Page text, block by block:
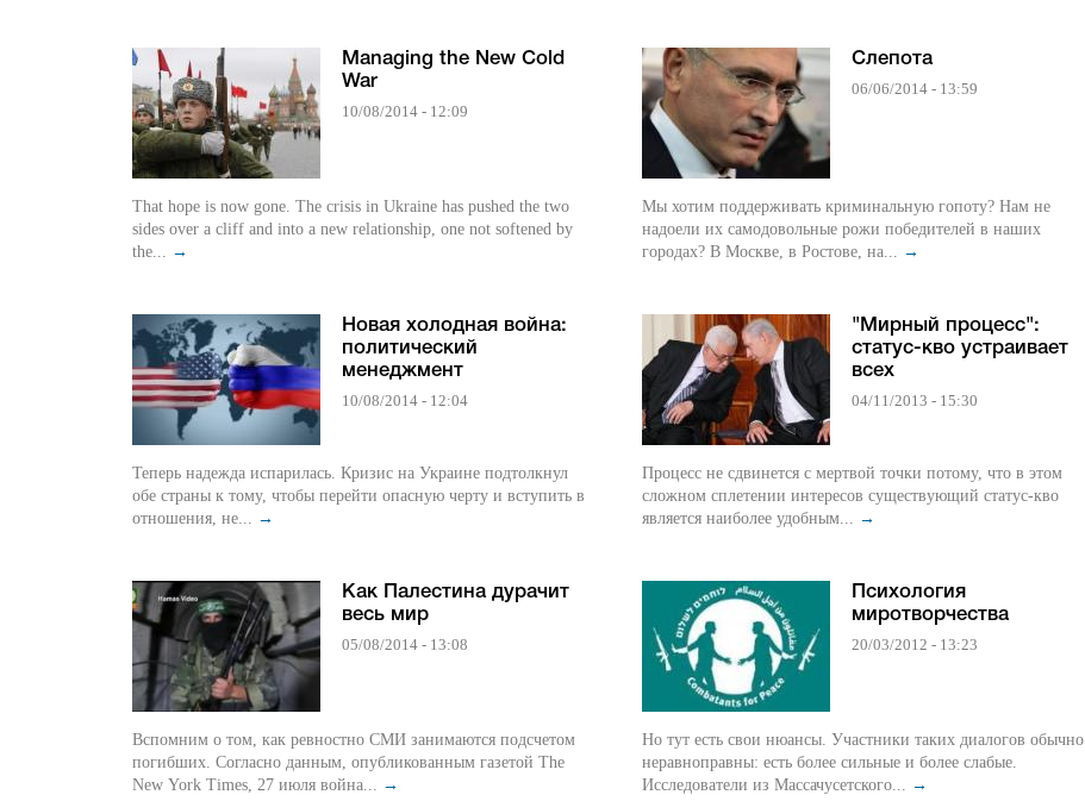
Managing the New Cold
War
10/08/2014 - 12:09
That hope is now gone. The crisis in Ukraine has pushed the two
sides over a cliff and into a new relationship, one not softened by
the... →
Новая холодная война:
политический
менеджмент
10/08/2014 - 12:04
Теперь надежда испарилась. Кризис на Украине подтолкнул
обе страны к тому, чтобы перейти опасную черту и вступить в
отношения, не... →
Как Палестина дурачит
весь мир
05/08/2014 - 13:08
Вспомним о том, как ревностно СМИ занимаются подсчетом
погибших. Согласно данным, опубликованным газетой The
New York Times, 27 июля война... →
Слепота
06/06/2014 - 13:59
Мы хотим поддерживать криминальную гопоту? Нам не
надоели их самодовольные рожи победителей в наших
городах? В Москве, в Ростове, на... →
"Мирный процесс":
статус-кво устраивает
всех
04/11/2013 - 15:30
Процесс не сдвинется с мертвой точки потому, что в этом
сложном сплетении интересов существующий статус-кво
является наиболее удобным... →
Психология
миротворчества
20/03/2012 - 13:23
Но тут есть свои нюансы. Участники таких диалогов обычно
неравноправны: есть более сильные и более слабые.
Исследователи из Массачусетского... →